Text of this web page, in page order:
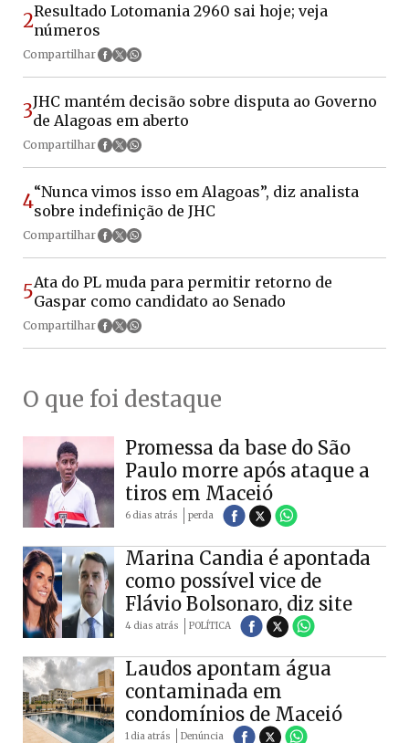
2Resultado Lotomania 2960 sai hoje; veja
números
Compartilhar
3JHC mantém decisão sobre disputa ao Governo
de Alagoas em aberto
Compartilhar
4“Nunca vimos isso em Alagoas”, diz analista
sobre indefinição de JHC
Compartilhar
5Ata do PL muda para permitir retorno de
Gaspar como candidato ao Senado
Compartilhar
O que foi destaque
Promessa da base do São
Paulo morre após ataque a
tiros em Maceió
6 dias atrás perda
Marina Candia é apontada
como possível vice de
Flávio Bolsonaro, diz site
4 dias atrás POLÍTICA
Laudos apontam água
contaminada em
condomínios de Maceió
1 dia atrás Denúncia